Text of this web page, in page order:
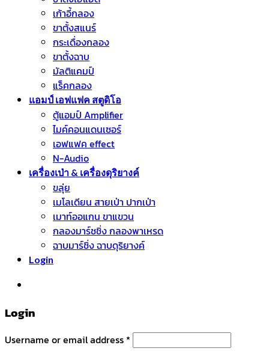
เก้าอี้กลอง
ขาตั้งสแนร์
กระเดื่องกลอง
ขาตั้งฉาบ
มัลติแคมป์
แร็คกลอง
แอมป์ เอฟแฟค สตูดิโอ
ตู้แอมป์ Amplifier
ไมค์คอนแดนเซอร์
เอฟแฟค effect
N-Audio
เครื่องเป่า & เครื่องดุริยางค์
ขลุ่ย
เมโลเดียน สายเป่า ปากเป่า
เมาท์ออแกน ขาแขวน
กลองมาร์ชชิ่ง กลองพาเหรด
ฉาบมาร์ชิ่ง ฉาบดุริยางค์
Login
Login
Username or email address *